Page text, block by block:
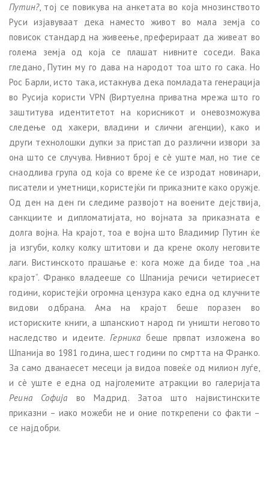
Путин?, тој се повикува на анкетата во која мнозинството
Руси изјавуваат дека наместо живот во мала земја со
повисок стандард на живеење, преферираат да живеат во
голема земја од која се плашат нивните соседи. Вака
гледано, Путин му го дава на народот тоа што го сака. Но
Рос Барли, исто така, истакнува дека помладата генерација
во Русија користи VPN (Виртуелна приватна мрежа што го
заштитува идентитетот на корисникот и оневозможува
следење од хакери, владини и слични агенции), како и
други технолошки дупки за пристап до различни извори за
она што се случува. Нивниот број е сè уште мал, но тие се
снаодлива група од која со време ќе се изродат новинари,
писатели и уметници, користејќи ги приказните како оружје.
Од ден на ден ги следиме развојот на воените дејствија,
санкциите и дипломатијата, но војната за приказната е
долга војна. На крајот, тоа е војна што Владимир Путин ќе
ја изгуби, колку колку штитови и да крене околу неговите
лаги. Вистинското прашање е: кога може да биде тоа „на
крајот“. Франко владееше со Шпанија речиси четириесет
години, користејќи огромна цензура како една од клучните
видови одбрана. Ама на крајот беше поразен во
историските книги, а шпанскиот народ ги уништи неговото
наследство и идеите.Герника беше првпат изложена во
Шпанија во 1981 година, шест години по смртта на Франко.
За само дванаесет месеци ја видоа повеќе од милион луѓе,
и сè уште е една од најголемите атракции во галеријата
Реина Софија во Мадрид. Затоа што највистинските
приказни – иако можеби не и оние поткрепени со факти –
се најдобри.